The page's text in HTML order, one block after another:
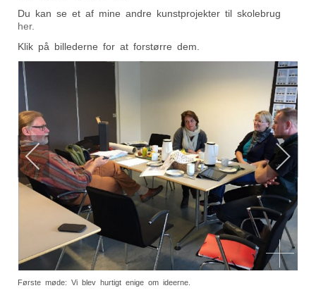
Du kan se et af mine andre kunstprojekter til skolebrug
her.
Klik på billederne for at forstørre dem.
Første møde: Vi blev hurtigt enige om ideerne.